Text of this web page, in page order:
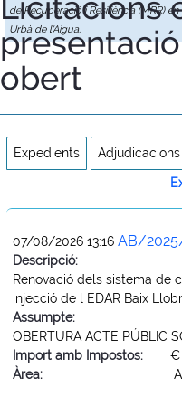
de Recuperació i Resiliència (MRR)
Urbà de l'Aigua.
obert
Expedients
07/08/2026 13:16 AB/
Descripció:
Renovació dels sistema de
injecció de l EDAR Baix
Assumpte:
OBERTURA ACTE PÚBLIC
Import amb Impostos:
€
Àrea: